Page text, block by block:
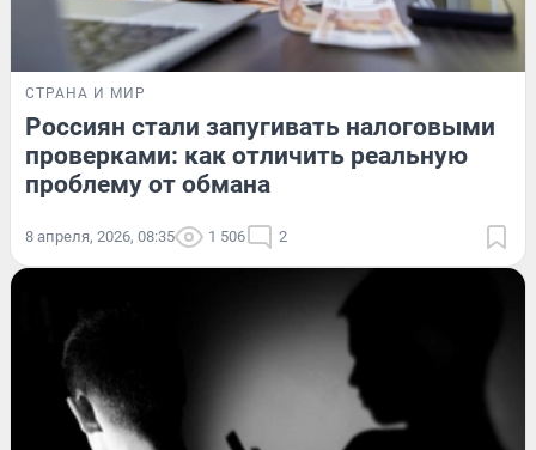
СТРАНА И МИР
Россиян стали запугивать налоговыми
проверками: как отличить реальную
проблему от обмана
8 апреля, 2026, 08:35 1 506 2